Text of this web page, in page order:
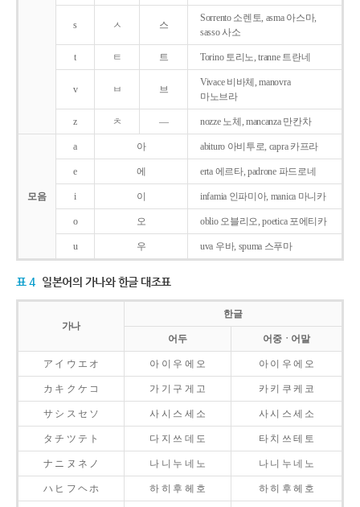
s ㅅ 스
Sorrento 소렌토, asma 아스마,
sasso 사소
t ㅌ 트 Torino 토리노, tranne 트란네
v ㅂ 브
Vivace 비바체, manovra
마노브라
z ㅊ ― nozze 노체, mancanza 만칸차
모음
a 아 abituro 아비투로, capra 카프라
e 에 erta 에르타, padrone 파드로네
i 이 infamia 인파미아, manica 마니카
o 오 oblio 오블리오, poetica 포에티카
u 우 uva 우바, spuma 스푸마
표 4 일본어의 가나와 한글 대조표
가나
한글
어두 어중ㆍ어말
ア イ ウ エ オ 아 이 우 에 오 아 이 우 에 오
カ キ ク ケ コ 가 기 구 게 고 카 키 쿠 케 코
サ シ ス セ ソ 사 시 스 세 소 사 시 스 세 소
タ チ ツ テ ト 다 지 쓰 데 도 타 치 쓰 테 토
ナ ニ ヌ ネ ノ 나 니 누 네 노 나 니 누 네 노
ハ ヒ フ ヘ ホ 하 히 후 헤 호 하 히 후 헤 호